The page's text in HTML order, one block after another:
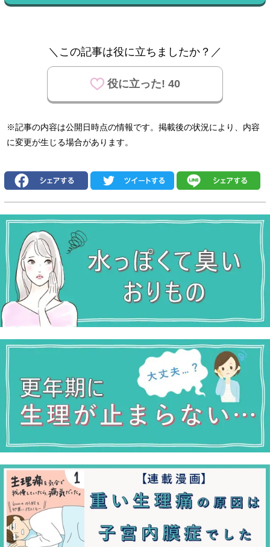
＼この記事は役に立ちましたか？／
役に立った! 40
※記事の内容は公開日時点の情報です。掲載後の状況により、内容
に変更が生じる場合があります。